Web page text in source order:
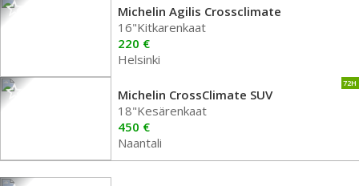
Michelin Agilis Crossclimate
16"Kitkarenkaat
220 €
Helsinki
72H
Michelin CrossClimate SUV
18"Kesärenkaat
450 €
Naantali